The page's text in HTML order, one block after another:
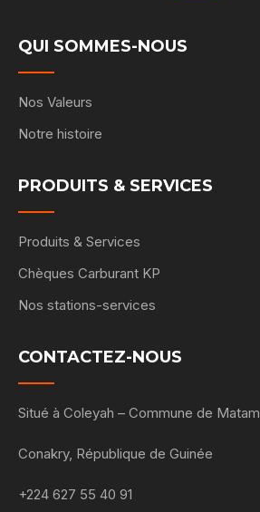
QUI SOMMES-NOUS
Nos Valeurs
Notre histoire
PRODUITS & SERVICES
Produits & Services
Chèques Carburant KP
Nos stations-services
CONTACTEZ-NOUS
Situé à Coleyah – Commune de Matam
Conakry, République de Guinée
+224 627 55 40 91